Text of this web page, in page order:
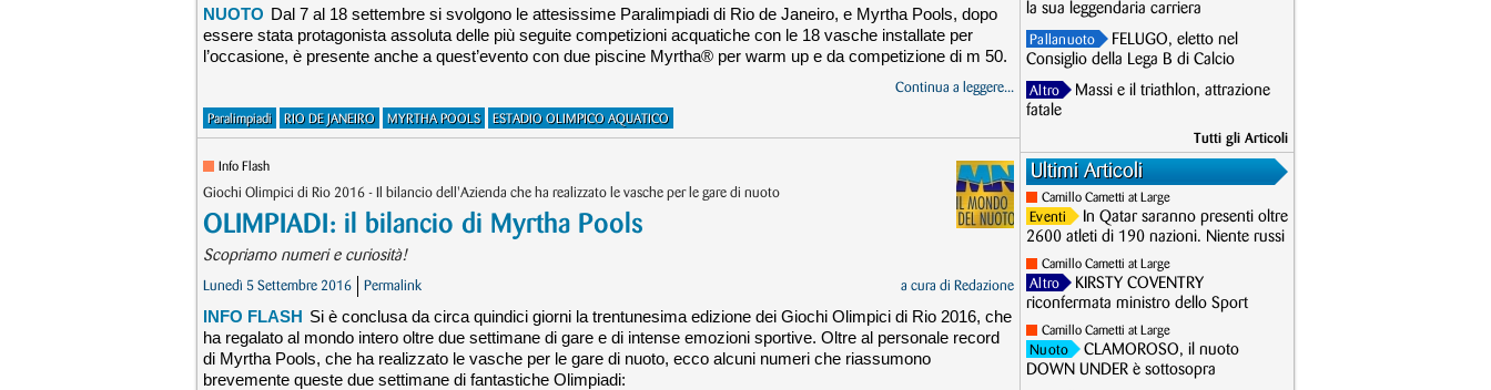
NUOTO Dal 7 al 18 settembre si svolgono le attesissime Paralimpiadi di Rio de Janeiro, e Myrtha Pools, dopo
essere stata protagonista assoluta delle più seguite competizioni acquatiche con le 18 vasche installate per
l’occasione, è presente anche a quest’evento con due piscine Myrtha® per warm up e da competizione di m 50.
Continua a leggere...
Paralimpiadi RIO DE JANEIRO MYRTHA POOLS ESTADIO OLIMPICO AQUATICO
Info Flash
Giochi Olimpici di Rio 2016 - Il bilancio dell'Azienda che ha realizzato le vasche per le gare di nuoto
OLIMPIADI: il bilancio di Myrtha Pools
Scopriamo numeri e curiosità!
Lunedì 5 Settembre 2016 Permalink a cura di Redazione
INFO FLASH Si è conclusa da circa quindici giorni la trentunesima edizione dei Giochi Olimpici di Rio 2016, che
ha regalato al mondo intero oltre due settimane di gare e di intense emozioni sportive. Oltre al personale record
di Myrtha Pools, che ha realizzato le vasche per le gare di nuoto, ecco alcuni numeri che riassumono
brevemente queste due settimane di fantastiche Olimpiadi:
la sua leggendaria carriera
Pallanuoto
FELUGO, eletto nel
Consiglio della Lega B di Calcio
Altro
Massi e il triathlon, attrazione
fatale
Tutti gli Articoli
Ultimi Articoli
Camillo Cametti at Large
Eventi
In Qatar saranno presenti oltre
2600 atleti di 190 nazioni. Niente russi
Camillo Cametti at Large
Altro
KIRSTY COVENTRY
riconfermata ministro dello Sport
Camillo Cametti at Large
Nuoto
CLAMOROSO, il nuoto
DOWN UNDER è sottosopra